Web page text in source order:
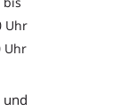
Uhr
Uhr
und